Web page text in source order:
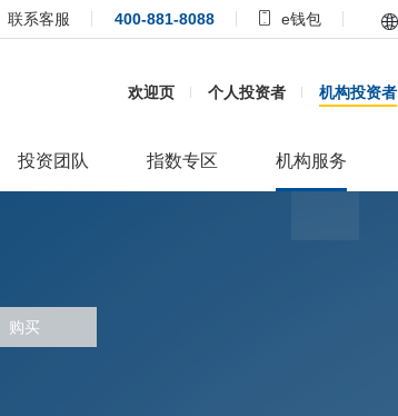
联系客服 400-881-8088 e钱包
欢迎页 个人投资者 机构投资者
投资团队 指数专区 机构服务
购买